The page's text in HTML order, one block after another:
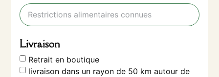
Livraison
Retrait en boutique
livraison dans un rayon de 50 km autour de